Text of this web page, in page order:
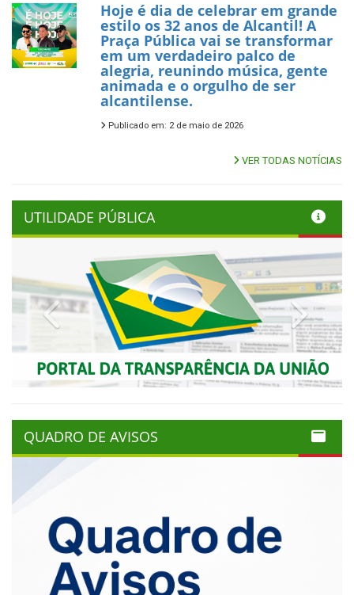
Hoje é dia de celebrar em grande
estilo os 32 anos de Alcantil! A
Praça Pública vai se transformar
em um verdadeiro palco de
alegria, reunindo música, gente
animada e o orgulho de ser
alcantilense.
Publicado em: 2 de maio de 2026
VER TODAS NOTÍCIAS
UTILIDADE PÚBLICA
Previous Next
QUADRO DE AVISOS